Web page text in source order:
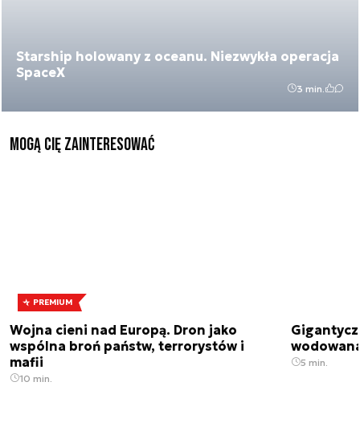
Starship holowany z oceanu. Niezwykła operacja
SpaceX
3 min.
Mogą Cię zainteresować
PREMIUM
Wojna cieni nad Europą. Dron jako
wspólna broń państw, terrorystów i
mafii
10 min.
5 min.